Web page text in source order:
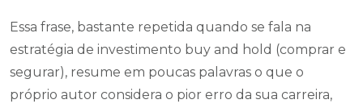
Essa frase, bastante repetida quando se fala na
estratégia de investimento buy and hold (comprar e
segurar), resume em poucas palavras o que o
próprio autor considera o pior erro da sua carreira,